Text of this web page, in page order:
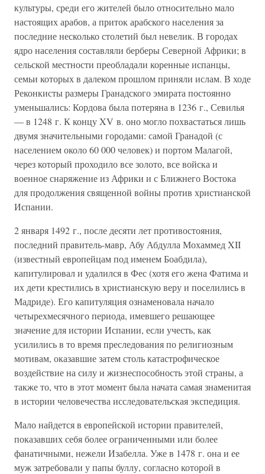
культуры, среди его жителей было относительно мало
настоящих арабов, а приток арабского населения за
последние несколько столетий был невелик. В городах
ядро населения составляли берберы Северной Африки; в
сельской местности преобладали коренные испанцы,
семьи которых в далеком прошлом приняли ислам. В ходе
Реконкисты размеры Гранадского эмирата постоянно
уменьшались: Кордова была потеряна в 1236 г., Севилья
— в 1248 г. К концу XV в. оно могло похвастаться лишь
двумя значительными городами: самой Гранадой (с
населением около 60 000 человек) и портом Малагой,
через который проходило все золото, все войска и
военное снаряжение из Африки и с Ближнего Востока
для продолжения священной войны против христианской
Испании.
2 января 1492 г., после десяти лет противостояния,
последний правитель-мавр, Абу Абдулла Мохаммед XII
(известный европейцам под именем Боабдила),
капитулировал и удалился в Фес (хотя его жена Фатима и
их дети крестились в христианскую веру и поселились в
Мадриде). Его капитуляция ознаменовала начало
четырехмесячного периода, имевшего решающее
значение для истории Испании, если учесть, как
усилились в то время преследования по религиозным
мотивам, оказавшие затем столь катастрофическое
воздействие на силу и жизнеспособность этой страны, а
также то, что в этот момент была начата самая знаменитая
в истории человечества исследовательская экспедиция.
Мало найдется в европейской истории правителей,
показавших себя более ограниченными или более
фанатичными, нежели Изабелла. Уже в 1478 г. она и ее
муж затребовали у папы буллу, согласно которой в